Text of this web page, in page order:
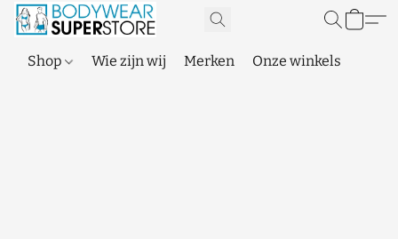
Shop Wie zijn wij Merken Onze winkels